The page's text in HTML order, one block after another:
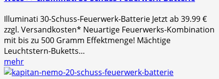
Illuminati 30-Schuss-Feuerwerk-Batterie Jetzt ab 39.99 €
zzgl. Versandkosten* Neuartige Feuerwerks-Kombination
mit bis zu 500 Gramm Effektmenge! Mächtige
Leuchtstern-Buketts…
mehr